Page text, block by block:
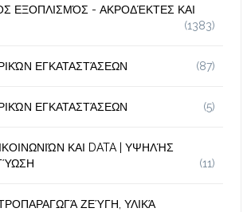
ΕΞΟΠΛΙΣΜΌΣ - ΑΚΡΟΔΈΚΤΕΣ ΚΑΙ
(1383)
ΕΓΚΑΤΑΣΤΆΣΕΩΝ (87)
ΕΓΚΑΤΑΣΤΆΣΕΩΝ (5)
ΚΑΙ DATA | ΥΨΗΛΉΣ
(11)
ΖΕΎΓΗ, ΥΛΙΚΆ